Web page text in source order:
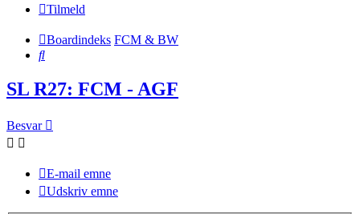
Tilmeld
Boardindeks FCM & BW
Søg
SL R27: FCM - AGF
Besvar
E-mail emne
Udskriv emne